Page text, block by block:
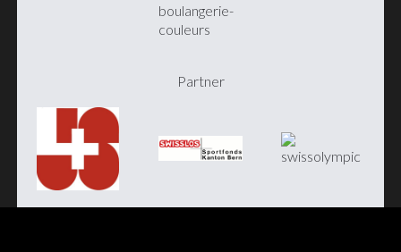
Partner